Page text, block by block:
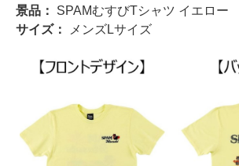
景品： SPAMむすびTシャツ イエロー
サイズ：
メンズLサイズ